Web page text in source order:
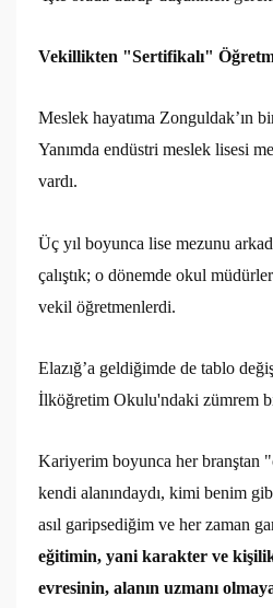
Vekillikten "Sertifikalı"
Meslek hayatıma Zonguldak’ın
Yanımda endüstri meslek lisesi
vardı.
Üç yıl boyunca lise mezunu
çalıştık; o dönemde okul
vekil öğretmenlerdi.
Elazığ’a geldiğimde de tablo
İlköğretim Okulu'ndaki zümrem
Kariyerim boyunca her branştan
kendi alanındaydı, kimi benim
asıl garipsediğim ve her zaman
eğitimin, yani karakter ve
evresinin, alanın uzmanı